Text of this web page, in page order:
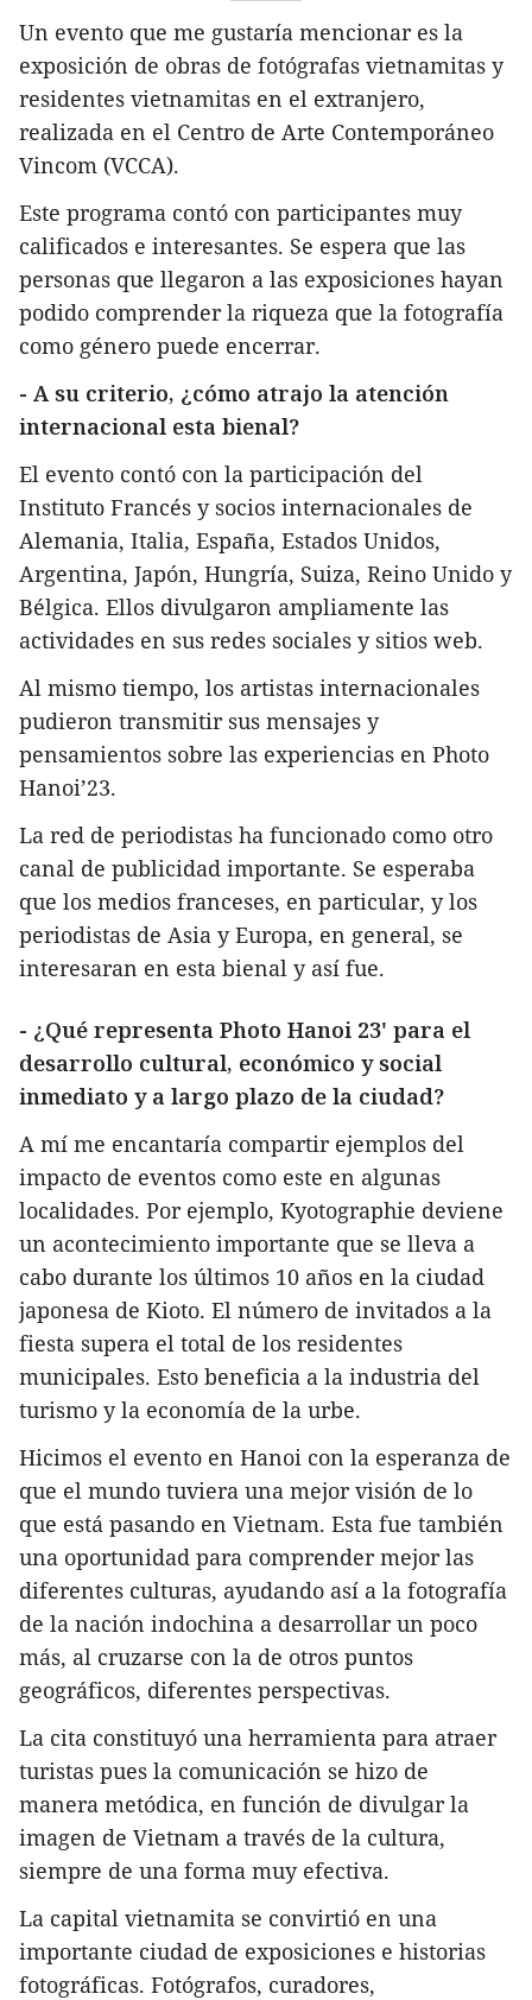
Un evento que me gustaría mencionar es la
exposición de obras de fotógrafas vietnamitas y
residentes vietnamitas en el extranjero,
realizada en el Centro de Arte Contemporáneo
Vincom (VCCA).
Este programa contó con participantes muy
calificados e interesantes. Se espera que las
personas que llegaron a las exposiciones hayan
podido comprender la riqueza que la fotografía
como género puede encerrar.
- A su criterio, ¿cómo atrajo la atención
internacional esta bienal?
El evento contó con la participación del
Instituto Francés y socios internacionales de
Alemania, Italia, España, Estados Unidos,
Argentina, Japón, Hungría, Suiza, Reino Unido y
Bélgica. Ellos divulgaron ampliamente las
actividades en sus redes sociales y sitios web.
Al mismo tiempo, los artistas internacionales
pudieron transmitir sus mensajes y
pensamientos sobre las experiencias en Photo
Hanoi’23.
La red de periodistas ha funcionado como otro
canal de publicidad importante. Se esperaba
que los medios franceses, en particular, y los
periodistas de Asia y Europa, en general, se
interesaran en esta bienal y así fue.
- ¿Qué representa Photo Hanoi 23' para el
desarrollo cultural, económico y social
inmediato y a largo plazo de la ciudad?
A mí me encantaría compartir ejemplos del
impacto de eventos como este en algunas
localidades. Por ejemplo, Kyotographie deviene
un acontecimiento importante que se lleva a
cabo durante los últimos 10 años en la ciudad
japonesa de Kioto. El número de invitados a la
fiesta supera el total de los residentes
municipales. Esto beneficia a la industria del
turismo y la economía de la urbe.
Hicimos el evento en Hanoi con la esperanza de
que el mundo tuviera una mejor visión de lo
que está pasando en Vietnam. Esta fue también
una oportunidad para comprender mejor las
diferentes culturas, ayudando así a la fotografía
de la nación indochina a desarrollar un poco
más, al cruzarse con la de otros puntos
geográficos, diferentes perspectivas.
La cita constituyó una herramienta para atraer
turistas pues la comunicación se hizo de
manera metódica, en función de divulgar la
imagen de Vietnam a través de la cultura,
siempre de una forma muy efectiva.
La capital vietnamita se convirtió en una
importante ciudad de exposiciones e historias
fotográficas. Fotógrafos, curadores,